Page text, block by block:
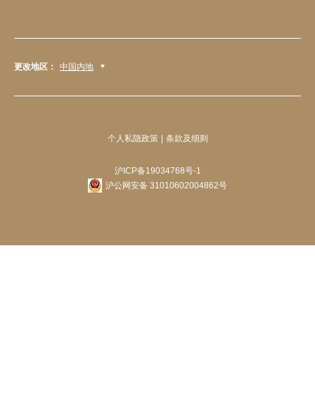
更改地区： 中国内地
个人私隐政策 条款及细则
沪ICP备19034768号-1
沪公网安备 31010602004862号